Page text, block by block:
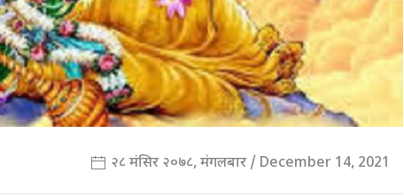
२८ मंसिर २०७८, मंगलबार / December 14, 2021